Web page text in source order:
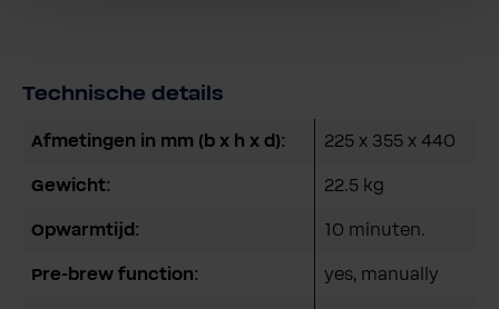
Technische details
Afmetingen in mm (b x h x d): 225 x 355 x 440
Gewicht: 22.5 kg
Opwarmtijd: 10 minuten.
Pre-brew function: yes, manually